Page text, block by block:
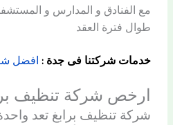
مع الفنادق و المدارس و
طوال فترة العقد
خدمات شركتنا فى جدة : افضل
ارخص شركة تنظيف
شركة تنظيف برابغ تعد